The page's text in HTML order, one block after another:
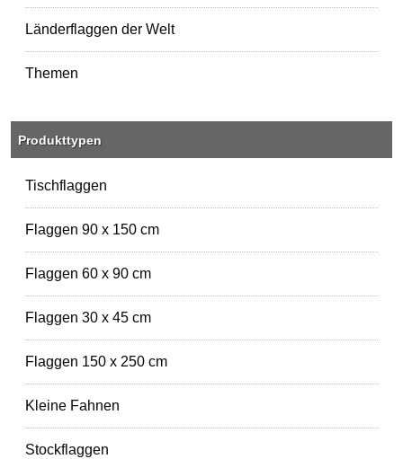
Länderflaggen der Welt
Themen
Produkttypen
Tischflaggen
Flaggen 90 x 150 cm
Flaggen 60 x 90 cm
Flaggen 30 x 45 cm
Flaggen 150 x 250 cm
Kleine Fahnen
Stockflaggen